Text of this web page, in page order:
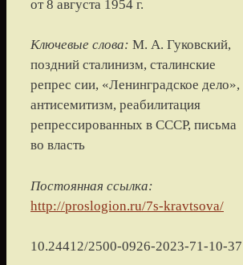
от 8 августа 1954 г.
Ключевые слова: М. А. Гуковский,
поздний сталинизм, сталинские
репрес сии, «Ленинградское дело»,
антисемитизм, реабилитация
репрессированных в СССР, письма
во власть
Постоянная ссылка:
http://proslogion.ru/7s-kravtsova/
10.24412/2500-0926-2023-71-10-37